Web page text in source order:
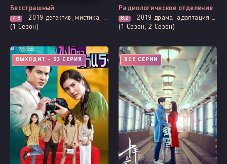
Бесстрашный
7.8 2019 детектив, мистика, криминал, расследование, про призраков, демонов и сверхъестественное, триллер, фэнтези, смерть
(1 Сезон)
Радиологическое отделение
8.2 2019 драма, адаптация манги, мистика, про врачей и медицину
(1 Сезон, 2 Сезон)
ВЫХОДИТ - 33 СЕРИЯ ВСЕ СЕРИИ